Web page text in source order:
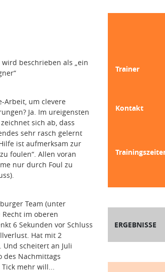
beschrieben als „ein
Arbeit, um clevere
Ja. Im ureigensten
sich ab, dass
sehr rasch gelernt
ist aufmerksam zur
foulen“. Allen voran
nur durch Foul zu
Team (unter
Recht im oberen
6 Sekunden vor Schluss
Hat mit 2
scheitert an Juli
des Nachmittags
mehr will...
Trainer
Kontakt
ERGEBNISSE